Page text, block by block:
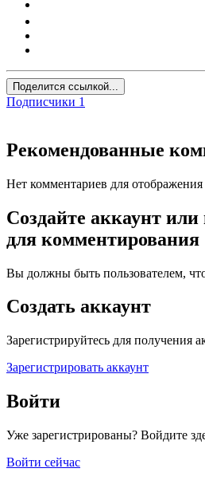
Поделится ссылкой...
Подписчики 1
Рекомендованные
Нет комментариев для отображения
Создайте аккаунт или
для комментирования
Вы должны быть пользователем,
Создать аккаунт
Зарегистрируйтесь для получения
Зарегистрировать аккаунт
Войти
Уже зарегистрированы? Войдите
Войти сейчас